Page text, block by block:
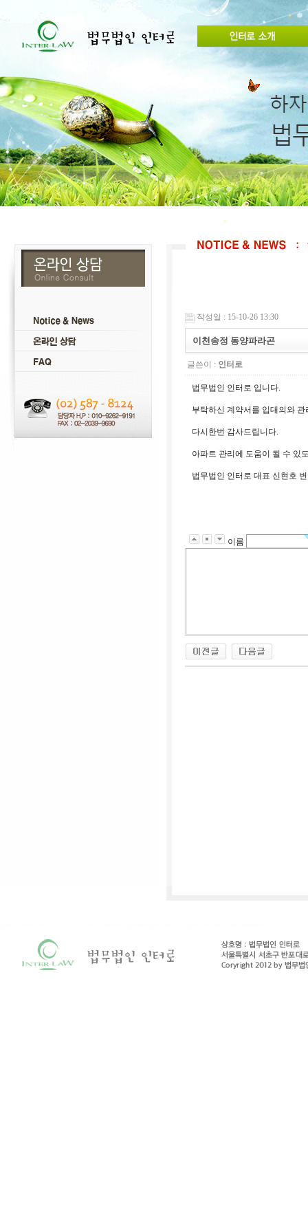
작성일 : 15-10-26 13:30
이천송정 동양파라곤
글쓴이 : 인터로
법무법인 인터로 입니다.
부탁하신 계약서를 입대의와
다시한번 감사드립니다.
아파트 관리에 도움이 될 수 있
법무법인 인터로 대표 신현호
이름